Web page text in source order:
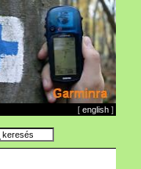
[ english ]